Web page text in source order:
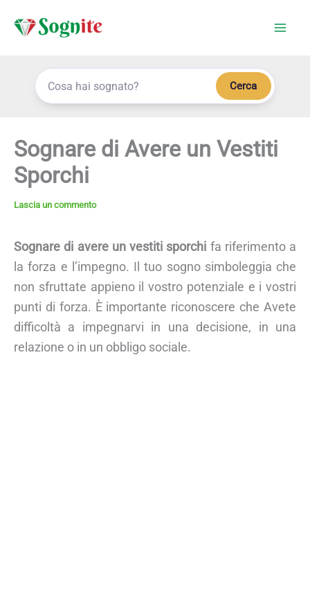
Cerca
Sognare di Avere un Vestiti
Sporchi
Lascia un commento
Sognare di avere un vestiti sporchi fa riferimento a
la forza e l’impegno. Il tuo sogno simboleggia che
non sfruttate appieno il vostro potenziale e i vostri
punti di forza. È importante riconoscere che Avete
difficoltà a impegnarvi in una decisione, in una
relazione o in un obbligo sociale.